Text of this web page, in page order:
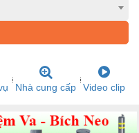
Nhà cung cấp Video clip